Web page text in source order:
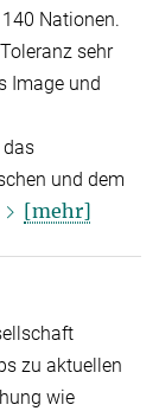
Nationen.
sehr
Image und
das
und dem
[mehr]
zu aktuellen
wie